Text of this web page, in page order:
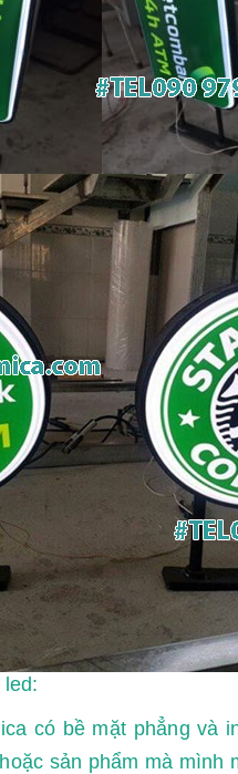
có bề mặt phẳng và
sản phẩm mà mình